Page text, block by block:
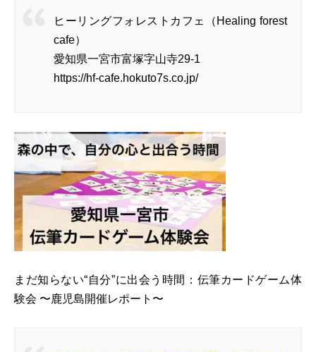
ヒーリングフォレストカフェ（Healing forest
cafe）
愛知県一宮市富塚字山寺29-1
https://hf-cafe.hokuto7s.co.jp/
まだ知らない“自分”に出会う時間：伝筆カードゲーム体
験会 〜鹿児島開催レポート〜